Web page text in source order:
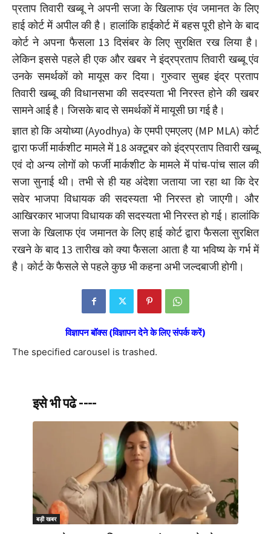
प्रताप तिवारी खब्बू ने अपनी सजा के खिलाफ एंव जमानत के लिए
हाई कोर्ट में अपील की है। हालांकि हाईकोर्ट में बहस पूरी होने के बाद
कोर्ट ने अपना फैसला 13 दिसंबर के लिए सुरक्षित रख लिया है।
लेकिन इससे पहले ही एक और खबर ने इंद्रप्रताप तिवारी खब्बू एंव
उनके समर्थकों को मायूस कर दिया। गुरुवार सुबह इंद्र प्रताप
तिवारी खब्बू की विधानसभा की सदस्यता भी निरस्त होने की खबर
सामने आई है। जिसके बाद से समर्थकों में मायूसी छा गई है।
ज्ञात हो कि अयोध्या (Ayodhya) के एमपी एमएलए (MP MLA) कोर्ट
द्वारा फर्जी मार्कशीट मामले में 18 अक्टूबर को इंद्रप्रताप तिवारी खब्बू
एवं दो अन्य लोगों को फर्जी मार्कशीट के मामले में पांच-पांच साल की
सजा सुनाई थी। तभी से ही यह अंदेशा जताया जा रहा था कि देर
सवेर भाजपा विधायक की सदस्यता भी निरस्त हो जाएगी। और
आखिरकार भाजपा विधायक की सदस्यता भी निरस्त हो गई। हालांकि
सजा के खिलाफ एंव जमानत के लिए हाई कोर्ट द्वारा फैसला सुरक्षित
रखने के बाद 13 तारीख को क्या फैसला आता है या भविष्य के गर्भ में
है। कोर्ट के फैसले से पहले कुछ भी कहना अभी जल्दबाजी होगी।
विज्ञापन बॉक्स (विज्ञापन देने के लिए संपर्क करें)
The specified carousel is trashed.
इसे भी पढे ----
बड़ी खबर